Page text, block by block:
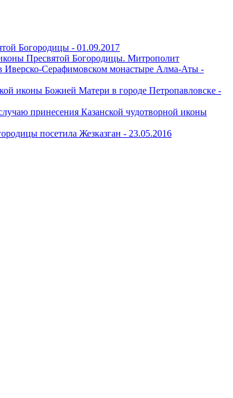
Богородицы - 01.09.2017
Пресвятой Богородицы. Митрополит
Иверско-Серафимовском монастыре Алма-Аты -
иконы Божией Матери в городе Петропавловске -
принесения Казанской чудотворной иконы
посетила Жезказган - 23.05.2016